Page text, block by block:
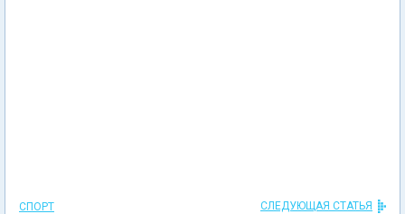
СПОРТ СЛЕДУЮЩАЯ СТАТЬЯ